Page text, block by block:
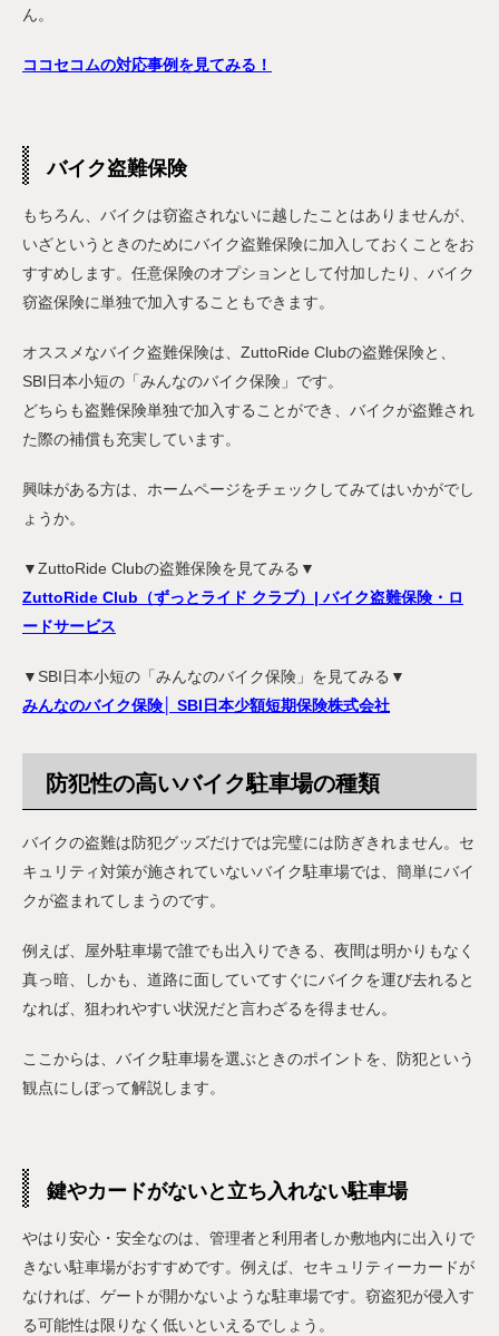
ん。
ココセコムの対応事例を見てみる！
バイク盗難保険
もちろん、バイクは窃盗されないに越したことはありませんが、
いざというときのためにバイク盗難保険に加入しておくことをお
すすめします。任意保険のオプションとして付加したり、バイク
窃盗保険に単独で加入することもできます。
オススメなバイク盗難保険は、ZuttoRide Clubの盗難保険と、
SBI日本小短の「みんなのバイク保険」です。
どちらも盗難保険単独で加入することができ、バイクが盗難され
た際の補償も充実しています。
興味がある方は、ホームページをチェックしてみてはいかがでし
ょうか。
▼ZuttoRide Clubの盗難保険を見てみる▼
ZuttoRide Club（ずっとライド クラブ）| バイク盗難保険・ロ
ードサービス
▼SBI日本小短の「みんなのバイク保険」を見てみる▼
みんなのバイク保険│ SBI日本少額短期保険株式会社
防犯性の高いバイク駐車場の種類
バイクの盗難は防犯グッズだけでは完璧には防ぎきれません。セ
キュリティ対策が施されていないバイク駐車場では、簡単にバイ
クが盗まれてしまうのです。
例えば、屋外駐車場で誰でも出入りできる、夜間は明かりもなく
真っ暗、しかも、道路に面していてすぐにバイクを運び去れると
なれば、狙われやすい状況だと言わざるを得ません。
ここからは、バイク駐車場を選ぶときのポイントを、防犯という
観点にしぼって解説します。
鍵やカードがないと立ち入れない駐車場
やはり安心・安全なのは、管理者と利用者しか敷地内に出入りで
きない駐車場がおすすめです。例えば、セキュリティーカードが
なければ、ゲートが開かないような駐車場です。窃盗犯が侵入す
る可能性は限りなく低いといえるでしょう。